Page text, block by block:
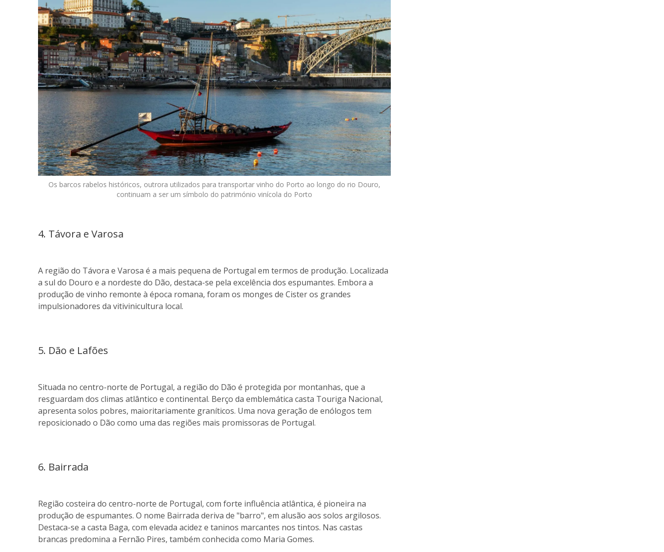
Os barcos rabelos históricos, outrora utilizados para transportar vinho do Porto ao longo do rio Douro,
continuam a ser um símbolo do património vinícola do Porto
4. Távora e Varosa
A região do Távora e Varosa é a mais pequena de Portugal em termos de produção. Localizada
a sul do Douro e a nordeste do Dão, destaca-se pela excelência dos espumantes. Embora a
produção de vinho remonte à época romana, foram os monges de Cister os grandes
impulsionadores da vitivinicultura local.
5. Dão e Lafões
Situada no centro-norte de Portugal, a região do Dão é protegida por montanhas, que a
resguardam dos climas atlântico e continental. Berço da emblemática casta Touriga Nacional,
apresenta solos pobres, maioritariamente graníticos. Uma nova geração de enólogos tem
reposicionado o Dão como uma das regiões mais promissoras de Portugal.
6. Bairrada
Região costeira do centro-norte de Portugal, com forte influência atlântica, é pioneira na
produção de espumantes. O nome Bairrada deriva de "barro", em alusão aos solos argilosos.
Destaca-se a casta Baga, com elevada acidez e taninos marcantes nos tintos. Nas castas
brancas predomina a Fernão Pires, também conhecida como Maria Gomes.